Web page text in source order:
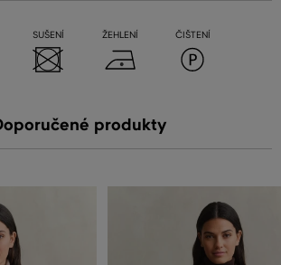
SUŠENÍ ŽEHLENÍ ČIŠTENÍ
produkty